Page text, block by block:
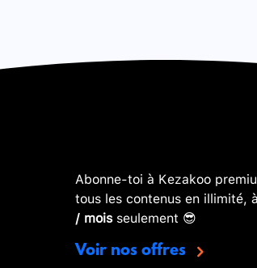
Abonne-toi à Kezakoo
tous les contenus en illimité,
/ moisseulement 😎
Voir nos offres